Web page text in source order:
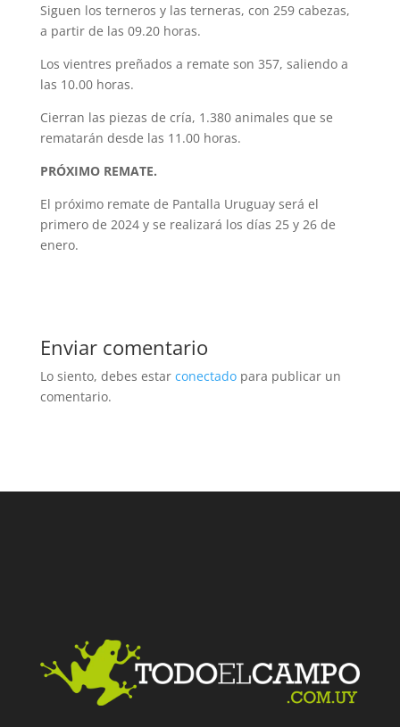
Siguen los terneros y las terneras, con 259 cabezas,
a partir de las 09.20 horas.
Los vientres preñados a remate son 357, saliendo a
las 10.00 horas.
Cierran las piezas de cría, 1.380 animales que se
rematarán desde las 11.00 horas.
PRÓXIMO REMATE.
El próximo remate de Pantalla Uruguay será el
primero de 2024 y se realizará los días 25 y 26 de
enero.
Enviar comentario
Lo siento, debes estar conectadopara publicar un
comentario.
Facebook